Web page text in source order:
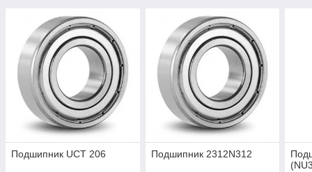
Подшипник UCТ 206 Подшипник 2312N312